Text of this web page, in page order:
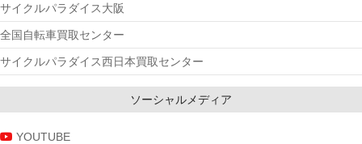
サイクルパラダイス大阪
全国自転車買取センター
サイクルパラダイス西日本買取センター
ソーシャルメディア
YOUTUBE